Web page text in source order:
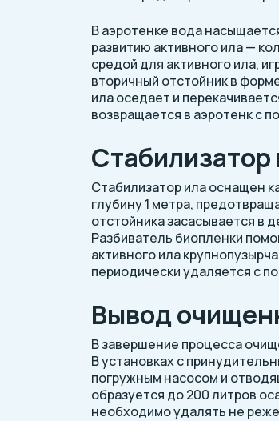
В аэротенке вода
развитию активного ила —
средой для активного ила,
вторичный отстойник в
ила оседает и
возвращается в аэротенк с
Стабилизатор
Стабилизатор ила оснащен
глубину 1 метра,
отстойника засасывается в
Разбиватель биопленки
активного ила
периодически удаляется с
Вывод
В завершение процесса
В установках с
погружным насосом и
образуется до 200 литров
необходимо удалять не